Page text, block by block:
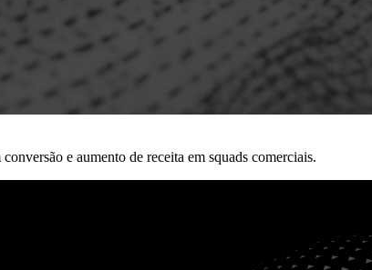
e aumento de receita em squads comerciais.